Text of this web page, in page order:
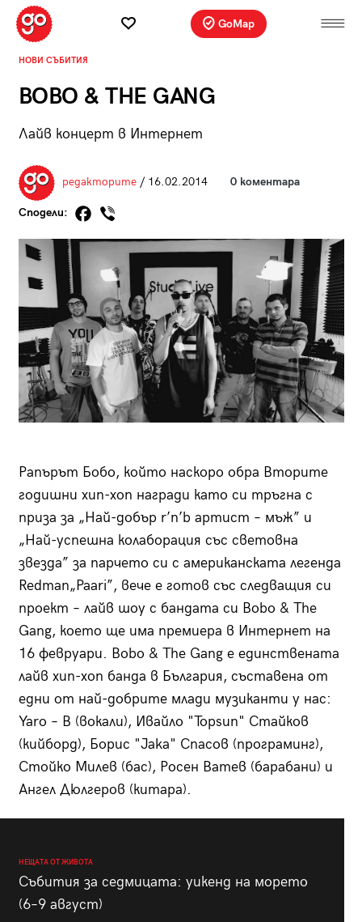
GoMap
НОВИ СЪБИТИЯ
BOBO & THE GANG
Лайв концерт в Интернет
редакторите/ 16.02.2014 0 коментара
Сподели:
Рапърът Бобо, който наскоро обра Вторите
годишни хип-хоп награди като си тръгна с
приза за „Най-добър r’n’b артист – мъж” и
„Най-успешна колаборация със световна
звезда” за парчето си с американската легенда
Redman„Paari”, вече е готов със следващия си
проект – лайв шоу с бандата си Bobo & The
Gang, което ще има премиера в Интернет на
16 февруари. Bobo & The Gang е единствената
лайв хип-хоп банда в България, съставена от
едни от най-добрите млади музиканти у нас:
Yaro – B (вокали), Ивайло "Topsun" Стайков
(кийборд), Борис "Jaka" Спасов (програминг),
Стойко Милев (бас), Росен Ватев (барабани) и
Ангел Дюлгеров (китара).
НЕЩАТА ОТ ЖИВОТА
Събития за седмицата: уикенд на морето
(6–9 август)